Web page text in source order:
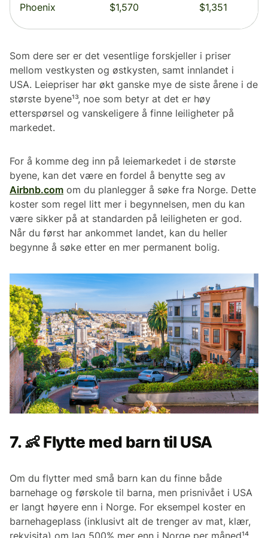
Phoenix $1,570 $1,351
Som dere ser er det vesentlige forskjeller i priser
mellom vestkysten og østkysten, samt innlandet i
USA. Leiepriser har økt ganske mye de siste årene i de
største byene¹³, noe som betyr at det er høy
etterspørsel og vanskeligere å finne leiligheter på
markedet.
For å komme deg inn på leiemarkedet i de største
byene, kan det være en fordel å benytte seg av
Airbnb.com om du planlegger å søke fra Norge. Dette
koster som regel litt mer i begynnelsen, men du kan
være sikker på at standarden på leiligheten er god.
Når du først har ankommet landet, kan du heller
begynne å søke etter en mer permanent bolig.
7. 👶 Flytte med barn til USA
Om du flytter med små barn kan du finne både
barnehage og førskole til barna, men prisnivået i USA
er langt høyere enn i Norge. For eksempel koster en
barnehageplass (inklusivt alt de trenger av mat, klær,